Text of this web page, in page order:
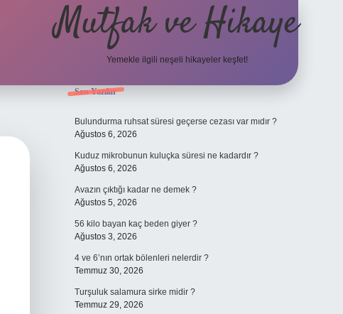
Mutfak ve Hikaye
Yemekle ilgili neşeli hikayeler keşfet!
Sidebar
Son Yazılar
Bulundurma ruhsat süresi geçerse cezası var mıdır ?
Ağustos 6, 2026
Kuduz mikrobunun kuluçka süresi ne kadardır ?
Ağustos 6, 2026
Avazın çıktığı kadar ne demek ?
Ağustos 5, 2026
56 kilo bayan kaç beden giyer ?
Ağustos 3, 2026
4 ve 6’nın ortak bölenleri nelerdir ?
Temmuz 30, 2026
Turşuluk salamura sirke midir ?
Temmuz 29, 2026